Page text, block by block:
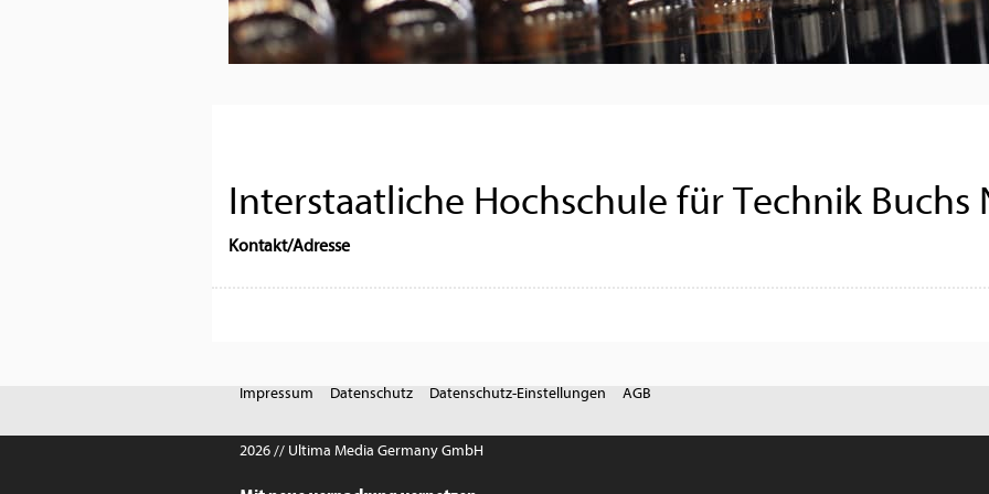
Interstaatliche Hochschule für Technik Buchs
Kontakt/Adresse
Impressum Datenschutz Datenschutz-Einstellungen AGB
2026 // Ultima Media Germany GmbH